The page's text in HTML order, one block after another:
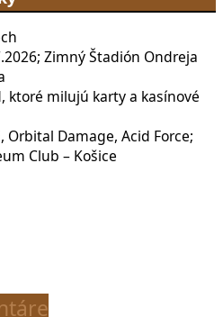
Zimný Štadión Ondreja
ktoré milujú karty a kasínové
Orbital Damage, Acid Force;
Club – Košice